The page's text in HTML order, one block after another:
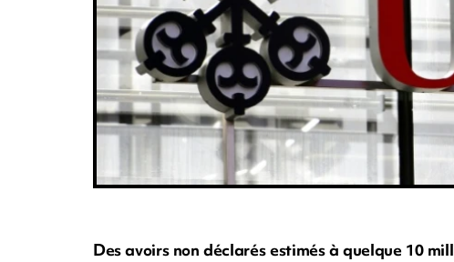
Des avoirs non déclarés estimés à quelque 10